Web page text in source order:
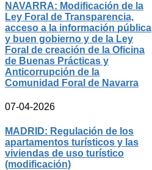
NAVARRA: Modificación de la
Ley Foral de Transparencia,
acceso a la información pública
y buen gobierno y de la Ley
Foral de creación de la Oficina
de Buenas Prácticas y
Anticorrupción de la
Comunidad Foral de Navarra
07-04-2026
MADRID: Regulación de los
apartamentos turísticos y las
viviendas de uso turístico
(modificación)